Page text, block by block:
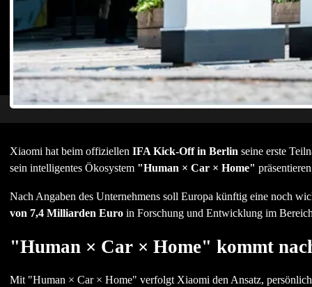
Xiaomi hat beim offiziellen IFA Kick-Off in Berlinseine erste
sein intelligentes Ökosystem "Human × Car × Home"
Nach Angaben des Unternehmens soll Europa künftig eine noch
von 7,4 Milliarden Euroin Forschung und Entwicklung im
"Human × Car × Home" kommt
Mit "Human × Car × Home" verfolgt Xiaomi den Ansatz,